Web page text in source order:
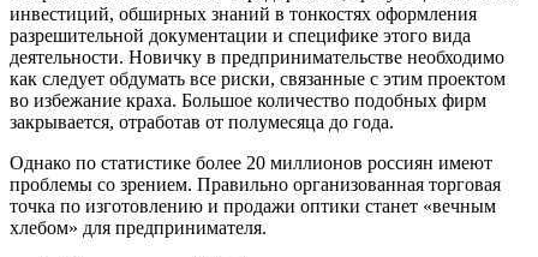
инвестиций, обширных знаний в тонкостях оформления
разрешительной документации и специфике этого вида
деятельности. Новичку в предпринимательстве необходимо
как следует обдумать все риски, связанные с этим проектом
во избежание краха. Большое количество подобных фирм
закрывается, отработав от полумесяца до года.
Однако по статистике более 20 миллионов россиян имеют
проблемы со зрением. Правильно организованная торговая
точка по изготовлению и продажи оптики станет «вечным
хлебом» для предпринимателя.